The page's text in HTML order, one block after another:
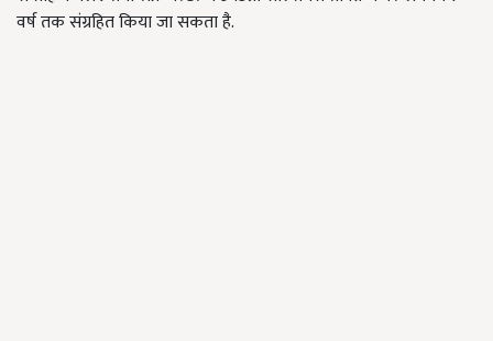
वर्ष तक संग्रहित किया जा सकता है.